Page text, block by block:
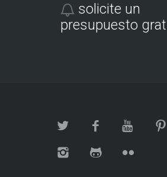
solicite un
presupuesto